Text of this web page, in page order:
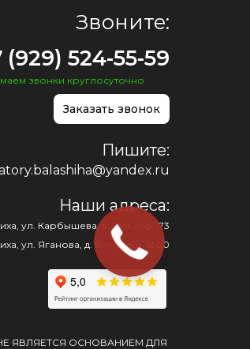
Звоните:
(929) 524-55-59
звонки круглосуточно
Заказать звонок
Пишите:
Наши адреса:
ул. Карбышева, д. 1, кв./оф.173
ул. Яганова, д. 8, помещ. 1800
ЯВЛЯЕТСЯ ОСНОВАНИЕМ ДЛЯ